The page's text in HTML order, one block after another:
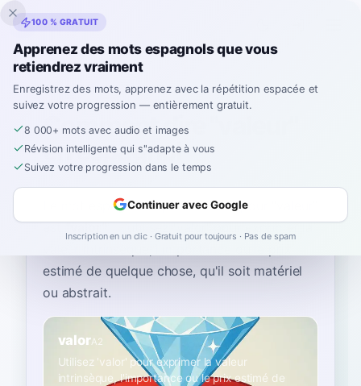
Inklingo
Accueil›Espagnol›French → espagnol ›valeur
Comment dire "valeur"
en espagnol
Le mot espagnol le plus courant pour
est “valor”—utilisez 'valor' pour exprimer la
estimé de quelque chose, qu'il soit matériel
ou abstrait.
valorA2
Utilisez 'valor' pour exprimer la valeur
intrinsèque, l'importance ou le prix estimé de
100 % GRATUIT
Apprenez des mots espagnols que vous
retiendrez vraiment
Enregistrez des mots, apprenez avec la répétition espacée et
suivez votre progression — entièrement gratuit.
8 000+ mots avec audio et images
Révision intelligente qui s''adapte à vous
Suivez votre progression dans le temps
Continuer avec Google
Inscription en un clic · Gratuit pour toujours · Pas de spam